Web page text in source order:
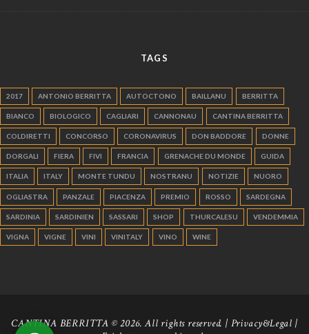
TAGS
2017 ANTONIO BERRITTA AUTOCTONO BAILLANU BERRITTA
BIANCO BIOLOGICO CAGLIARI CANNONAU CANTINA BERRITTA
COLDIRETTI CONCORSO CORONAVIRUS DON BADDORE DONNE
DORGALI FIERA FIVI FRANCIA GRENACHE DU MONDE GUIDA
ITALIA ITALY MONTE TUNDU NOSTRANU NOTIZIE NUORO
OGLIASTRA PANZALE PIACENZA PREMIO ROSSO SARDEGNA
SARDINIA SARDINIEN SASSARI SHOP THURCALESU VENDEMMIA
VIGNA VIGNE VINI VINITALY VINO WINE
CANTINA BERRITTA © 2026. All rights reserved. | Privacy&Legal |